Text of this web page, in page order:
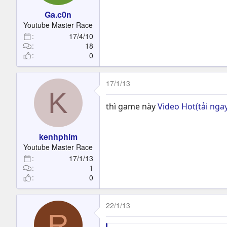
Ga.c0n
Youtube Master Race
17/4/10
18
0
K
kenhphim
Youtube Master Race
17/1/13
1
0
17/1/13
thì game nàyVideo Hot(tải
22/1/13